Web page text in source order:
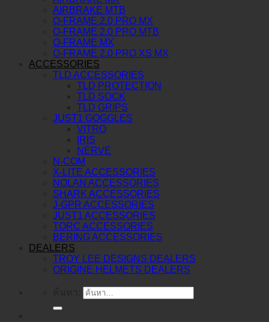
AIRBRAKE MTB
O-FRAME 2.0 PRO MX
O-FRAME 2.0 PRO MTB
O-FRAME MX
O-FRAME 2.0 PRO XS MX
ACCESSORIES
TLD ACCESSORIES
TLD PROTECTION
TLD SOCK
TLD GRIPS
JUST1 GOGGLES
VITRO
IRIS
NERVE
N-COM
X-LITE ACCESSORIES
NOLAN ACCESSORIES
SHARK ACCESSORIES
J-GPR ACCESSORIES
JUST1 ACCESSORIES
TORC ACCESSORIES
BERING ACCESSORIES
DEALERS
TROY LEE DESIGNS DEALERS
ORIGINE HELMETS DEALERS